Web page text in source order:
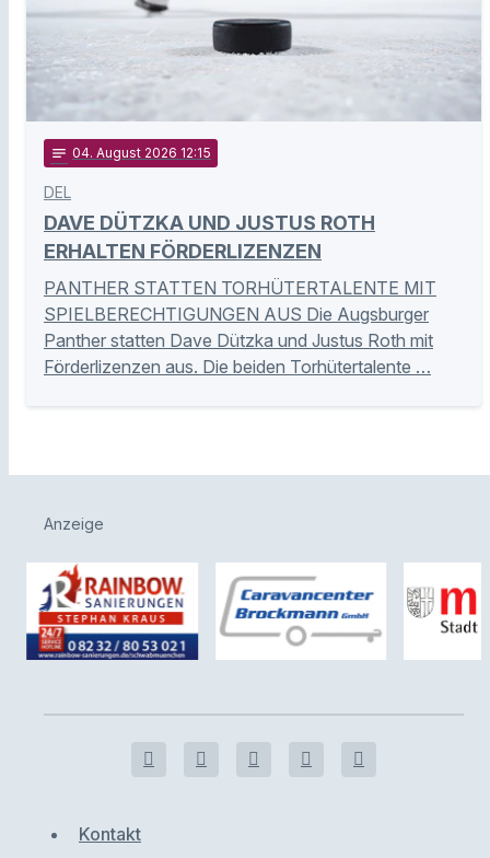
notes 04. August 2026 12:15
DEL
DAVE DÜTZKA UND JUSTUS ROTH
ERHALTEN FÖRDERLIZENZEN
PANTHER STATTEN TORHÜTERTALENTE MIT
SPIELBERECHTIGUNGEN AUS Die Augsburger
Panther statten Dave Dützka und Justus Roth mit
Förderlizenzen aus. Die beiden Torhütertalente …
Anzeige
Kontakt